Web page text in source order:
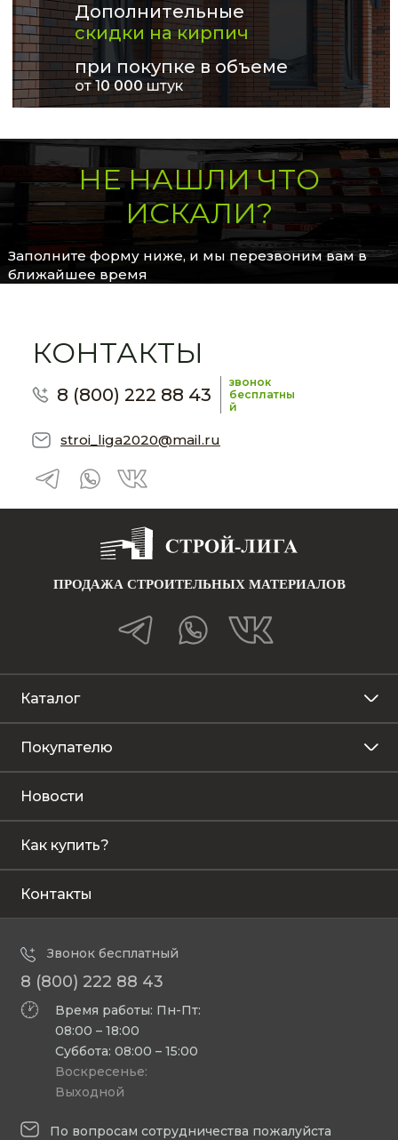
Дополнительные
скидки на кирпич
при покупке в объеме
от 10 000штук
НЕ НАШЛИ ЧТО
ИСКАЛИ?
Заполните форму ниже, и мы перезвоним вам в
ближайшее время
КОНТАКТЫ
8 (800) 222 88 43
звонок
бесплатны
й
stroi_liga2020@mail.ru
ПРОДАЖА СТРОИТЕЛЬНЫХ МАТЕРИАЛОВ
Каталог
Покупателю
Новости
Как купить?
Контакты
Звонок бесплатный
8 (800) 222 88 43
Время работы: Пн-Пт:
08:00 – 18:00
Суббота: 08:00 – 15:00
Воскресенье:
Выходной
По вопросам сотрудничества пожалуйста